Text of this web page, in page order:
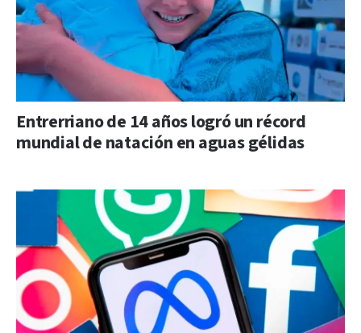
Entrerriano de 14 años logró un récord
mundial de natación en aguas gélidas